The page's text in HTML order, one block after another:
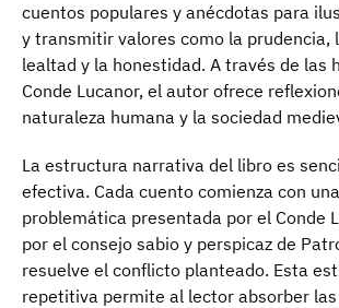
cuentos populares y anécdotas para
y transmitir valores como la prudencia,
lealtad y la honestidad. A través de las
Conde Lucanor, el autor ofrece
naturaleza humana y la sociedad
La estructura narrativa del libro es
efectiva. Cada cuento comienza con
problemática presentada por el Conde
por el consejo sabio y perspicaz de
resuelve el conflicto planteado. Esta
repetitiva permite al lector absorber